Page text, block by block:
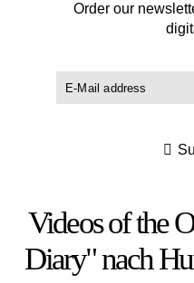
Order our
Videos of the
Diary" nach